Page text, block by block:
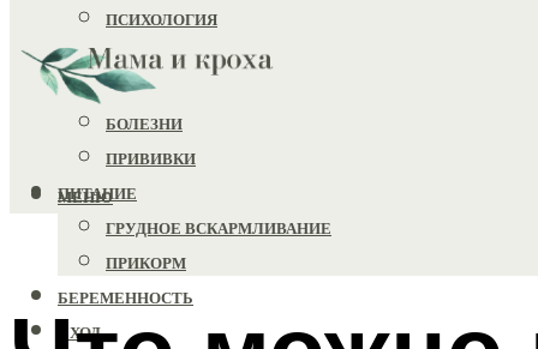
ПСИХОЛОГИЯ
ИГРУШКИ
ЗДОРОВЬЕ
БОЛЕЗНИ
ПРИВИВКИ
ПИТАНИЕ
ГРУДНОЕ ВСКАРМЛИВАНИЕ
ПРИКОРМ
БЕРЕМЕННОСТЬ
УХОД
МЕНЮ